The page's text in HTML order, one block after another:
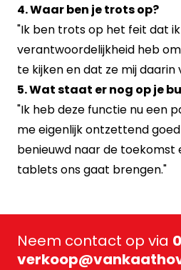
4. Waar ben je trots op?
"Ik ben trots op het feit dat
verantwoordelijkheid heb
te kijken en dat ze mij daarin
5. Wat staat er nog op je
"Ik heb deze functie nu een
me eigenlijk ontzettend
benieuwd naar de toekomst
tablets ons gaat brengen."
Neem contact op via